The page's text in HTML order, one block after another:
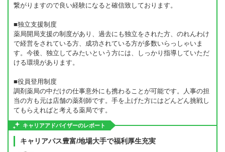
繋がりますので良い経験になると確信致しております。
■独立支援制度
薬局開局支援の制度があり、過去にも独立をされた方、のれんわけ
で経営をされている方、成功されている方が多数いらっしゃいま
す。今後、独立してみたいという方には、しっかり指導していただ
ける環境があります。
■役員登用制度
調剤薬局の中だけの仕事意外にも携わることが可能です。人事の担
当の方も元は店舗の薬剤師です。手を上げた方にはどんどん挑戦し
てもらえればと考える薬局です。
キャリアアドバイザーのレポート
キャリアパス豊富/地場大手で福利厚生充実